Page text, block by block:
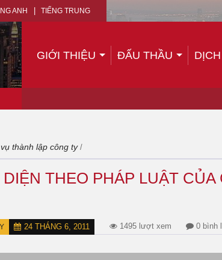
ANH TIẾNG TRUNG
GIỚI THIỆU ĐẤU THẦU
thành lập công ty/
THEO PHÁP LUẬT CỦA
24 THÁNG 6, 2011 1495 lượt xem 0 bình